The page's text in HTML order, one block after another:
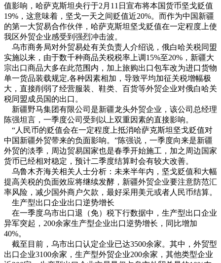
值影响，哈萨克斯坦央行于2月11日宣布将本国货币坚戈贬值
19%，这意味着，坚戈一天之间贬值近20%。而作为中国新疆
的第一大贸易合作伙伴，哈萨克斯坦坚戈贬值在一定程度上使
我区外贸企业感受到强烈冲击波。
乌市商务局对外贸易处有关负责人介绍说，俄白哈关税同盟
实施以来，由于数千种商品关税税率上调15%至20%，新疆大
宗出口商品大多在此范围内，加上旅购出口包车改为进口货物
单一货品装载规定,各种因素相加，导致平均加征关税增幅极
大，直接削弱了经营服装、鞋类、百货等外贸企业对俄白哈关
税同盟成员国的出口。
新疆野马集团有限公司是新疆龙头外贸企业，该公司总经理
陈强坦言，一季度公司受到以上双重因素的直接影响。
“人民币的贬值会在一定程度上抵消哈萨克斯坦坚戈贬值对
中国新疆外贸带来的负面影响。”陈强说，一季度向来是新疆
外贸的淡季，周边贸易国家也是春季开始施工，加之周边国家
货币已经相对稳定，预计二季度结算时会有较大改善。
乌鲁木齐海关相关人士分析：未来半年内，坚戈贬值和大幅
提高关税的负面效应将继续发酵，新疆外贸企业要注意防范汇
率风险，减少国外商户欠款，最好采用美元或者人民币结算。
生产型出口企业出口逆势增长
在一季度乌市出口退（免）税下行数据中，生产型出口企业
异军突起，200余家生产型企业出口逆势增长，同比增加
40%。
截至目前，乌市出口认定企业已达3500余家。其中，外贸型
出口企业3100余家，生产型外贸企业200余家，其他类型企业